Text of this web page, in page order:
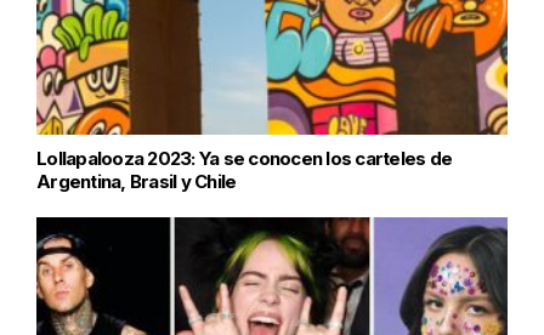
Lollapalooza 2023: Ya se conocen los carteles de
Argentina, Brasil y Chile